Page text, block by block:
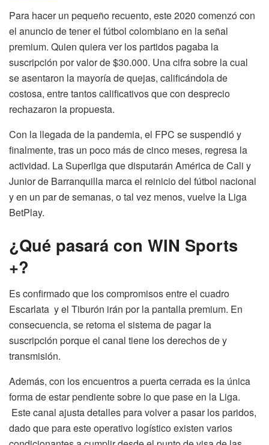
Para hacer un pequeño recuento, este 2020 comenzó con
el anuncio de tener el fútbol colombiano en la señal
premium. Quien quiera ver los partidos pagaba la
suscripción por valor de $30.000. Una cifra sobre la cual
se asentaron la mayoría de quejas, calificándola de
costosa, entre tantos calificativos que con desprecio
rechazaron la propuesta.
Con la llegada de la pandemia, el FPC se suspendió y
finalmente, tras un poco más de cinco meses, regresa la
actividad. La Superliga que disputarán América de Cali y
Junior de Barranquilla marca el reinicio del fútbol nacional
y en un par de semanas, o tal vez menos, vuelve la Liga
BetPlay.
¿Qué pasará con WIN Sports
+?
Es confirmado que los compromisos entre el cuadro
Escarlata y el Tiburón irán por la pantalla premium. En
consecuencia, se retoma el sistema de pagar la
suscripción porque el canal tiene los derechos de y
transmisión.
Además, con los encuentros a puerta cerrada es la única
forma de estar pendiente sobre lo que pase en la Liga.
Este canal ajusta detalles para volver a pasar los paridos,
dado que para este operativo logístico existen varios